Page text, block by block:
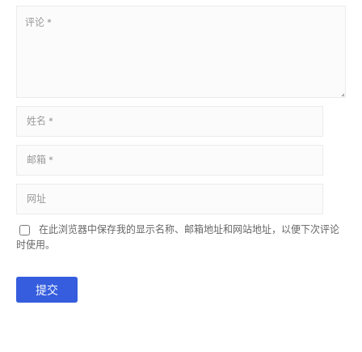
在此浏览器中保存我的显示名称、邮箱地址和网站地址，以便下次评论
时使用。
提交